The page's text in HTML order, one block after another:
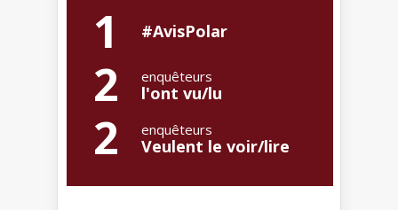
1 #AvisPolar
2 enquêteurs
l'ont vu/lu
2 enquêteurs
Veulent le voir/lire